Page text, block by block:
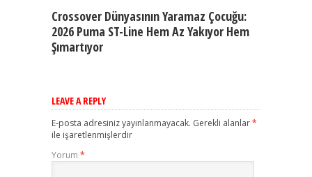
Crossover Dünyasının Yaramaz Çocuğu:
2026 Puma ST-Line Hem Az Yakıyor Hem
Şımartıyor
LEAVE A REPLY
E-posta adresiniz yayınlanmayacak. Gerekli alanlar*
ile işaretlenmişlerdir
Yorum *